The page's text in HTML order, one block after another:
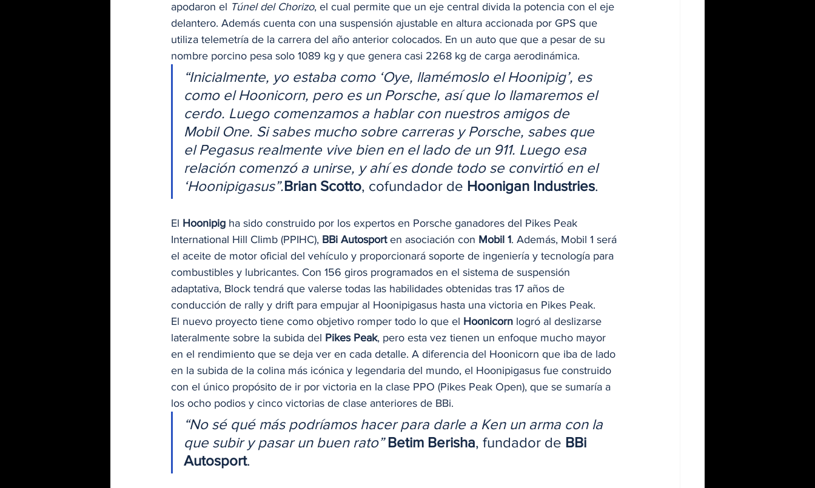
apodaron el Túnel del Chorizo, el cual permite que un eje central divida la potencia con el eje
delantero. Además cuenta con una suspensión ajustable en altura accionada por GPS que
utiliza telemetría de la carrera del año anterior colocados. En un auto que que a pesar de su
nombre porcino pesa solo 1089 kg y que genera casi 2268 kg de carga aerodinámica.
“Inicialmente, yo estaba como ‘Oye, llamémoslo el Hoonipig’, es
como el Hoonicorn, pero es un Porsche, así que lo llamaremos el
cerdo. Luego comenzamos a hablar con nuestros amigos de
Mobil One. Si sabes mucho sobre carreras y Porsche, sabes que
el Pegasus realmente vive bien en el lado de un 911. Luego esa
relación comenzó a unirse, y ahí es donde todo se convirtió en el
‘Hoonipigasus”.Brian Scotto, cofundador de Hoonigan Industries.
El Hoonipig ha sido construido por los expertos en Porsche ganadores del Pikes Peak
International Hill Climb (PPIHC), BBi Autosport en asociación con Mobil 1. Además, Mobil 1 será
el aceite de motor oficial del vehículo y proporcionará soporte de ingeniería y tecnología para
combustibles y lubricantes. Con 156 giros programados en el sistema de suspensión
adaptativa, Block tendrá que valerse todas las habilidades obtenidas tras 17 años de
conducción de rally y drift para empujar al Hoonipigasus hasta una victoria en Pikes Peak.
El nuevo proyecto tiene como objetivo romper todo lo que el Hoonicorn logró al deslizarse
lateralmente sobre la subida del Pikes Peak, pero esta vez tienen un enfoque mucho mayor
en el rendimiento que se deja ver en cada detalle. A diferencia del Hoonicorn que iba de lado
en la subida de la colina más icónica y legendaria del mundo, el Hoonipigasus fue construido
con el único propósito de ir por victoria en la clase PPO (Pikes Peak Open), que se sumaría a
los ocho podios y cinco victorias de clase anteriores de BBi.
“No sé qué más podríamos hacer para darle a Ken un arma con la
que subir y pasar un buen rato” Betim Berisha, fundador de BBi
Autosport.